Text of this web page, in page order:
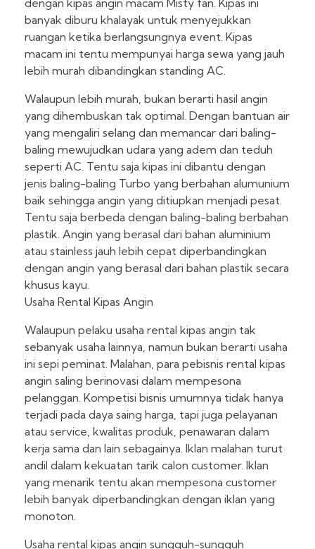
dengan kipas angin macam Misty fan. Kipas ini
banyak diburu khalayak untuk menyejukkan
ruangan ketika berlangsungnya event. Kipas
macam ini tentu mempunyai harga sewa yang jauh
lebih murah dibandingkan standing AC.
Walaupun lebih murah, bukan berarti hasil angin
yang dihembuskan tak optimal. Dengan bantuan air
yang mengaliri selang dan memancar dari baling-
baling mewujudkan udara yang adem dan teduh
seperti AC. Tentu saja kipas ini dibantu dengan
jenis baling-baling Turbo yang berbahan alumunium
baik sehingga angin yang ditiupkan menjadi pesat.
Tentu saja berbeda dengan baling-baling berbahan
plastik. Angin yang berasal dari bahan aluminium
atau stainless jauh lebih cepat diperbandingkan
dengan angin yang berasal dari bahan plastik secara
khusus kayu.
Usaha Rental Kipas Angin
Walaupun pelaku usaha rental kipas angin tak
sebanyak usaha lainnya, namun bukan berarti usaha
ini sepi peminat. Malahan, para pebisnis rental kipas
angin saling berinovasi dalam mempesona
pelanggan. Kompetisi bisnis umumnya tidak hanya
terjadi pada daya saing harga, tapi juga pelayanan
atau service, kwalitas produk, penawaran dalam
kerja sama dan lain sebagainya. Iklan malahan turut
andil dalam kekuatan tarik calon customer. Iklan
yang menarik tentu akan mempesona customer
lebih banyak diperbandingkan dengan iklan yang
monoton.
Usaha rental kipas angin sungguh-sungguh